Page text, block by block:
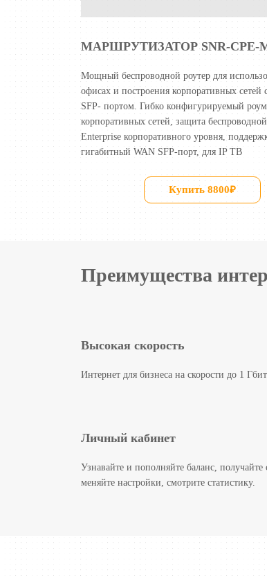
МАРШРУТИЗАТОР SNR-CPE-
Мощный беспроводной роутер для
офисах и построения корпоративных сетей
SFP- портом. Гибко конфигурируемый
корпоративных сетей, защита
Enterprise корпоративного уровня,
гигабитный WAN SFP-порт, для IP ТВ
Купить 8800₽
Преимущества
Высокая скорость
Интернет для бизнеса на скорости до 1
Личный кабинет
Узнавайте и пополняйте баланс, получайте
меняйте настройки, смотрите статистику.